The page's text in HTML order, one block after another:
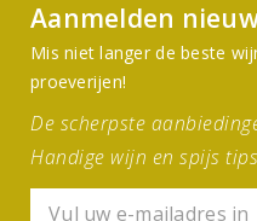
Aanmelden
Mis niet langer de beste
proeverijen!
De scherpste
Handige wijn en spijs tips